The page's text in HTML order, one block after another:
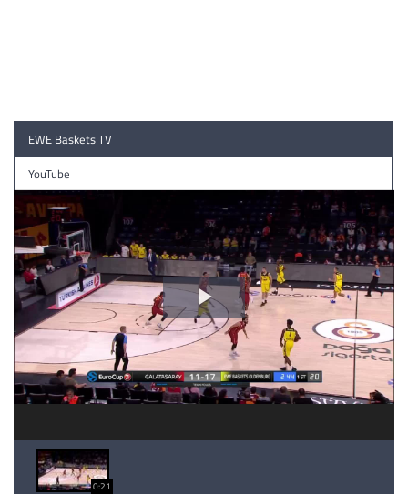
EWE Baskets TV
YouTube
Video
abspielen
0:21